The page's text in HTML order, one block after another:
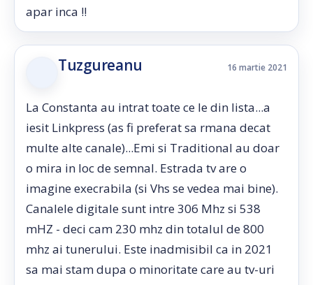
apar inca !!
Tuzgureanu 16 martie 2021
La Constanta au intrat toate ce le din lista...a
iesit Linkpress (as fi preferat sa rmana decat
multe alte canale)...Emi si Traditional au doar
o mira in loc de semnal. Estrada tv are o
imagine execrabila (si Vhs se vedea mai bine).
Canalele digitale sunt intre 306 Mhz si 538
mHZ - deci cam 230 mhz din totalul de 800
mhz ai tunerului. Este inadmisibil ca in 2021
sa mai stam dupa o minoritate care au tv-uri